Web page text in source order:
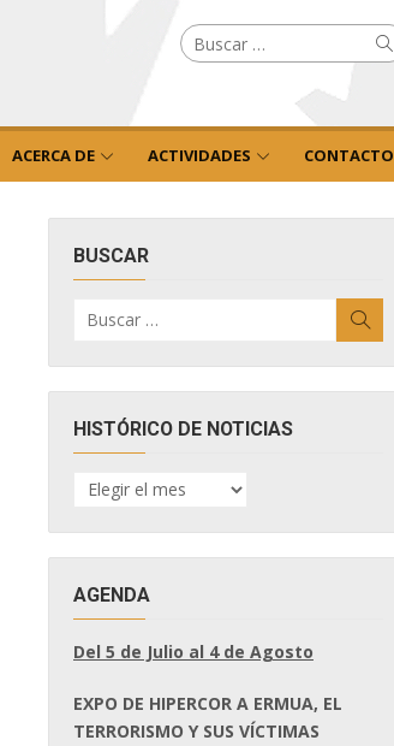
Buscar
por:
ACERCA DE ACTIVIDADES CONTACTO
BUSCAR
por:
HISTÓRICO DE NOTICIAS
HISTÓRICO
DE
AGENDA
Del 5 de Julio al 4 de Agosto
EXPO DE HIPERCOR A ERMUA, EL
TERRORISMO Y SUS VÍCTIMAS